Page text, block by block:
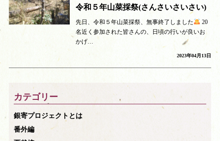
令和５年山菜採祭(さんさいさいさい)
先日、令和５年山菜採祭、無事終了しました
20
名近く参加された皆さんの、日頃の行いが良いお
かげ…
2023年04月13日
カテゴリー
銀寄プロジェクトとは
番外編